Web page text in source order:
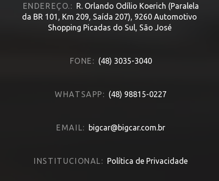
ENDEREÇO.: R. Orlando Odílio Koerich (Paralela
da BR 101, Km 209, Saída 207), 9260 Automotivo
Shopping Picadas do Sul, São José
FONE: (48) 3035-3040
WHATSAPP: (48) 98815-0227
EMAIL: bigcar@bigcar.com.br
INSTITUCIONAL: Política de Privacidade